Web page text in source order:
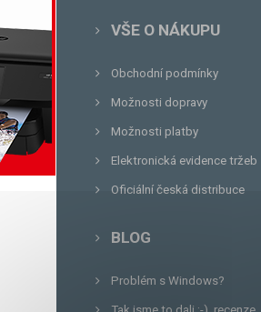
VŠE O NÁKUPU
Obchodní podmínky
Možnosti dopravy
Možnosti platby
Elektronická evidence tržeb
Oficiální česká distribuce
BLOG
Problém s Windows?